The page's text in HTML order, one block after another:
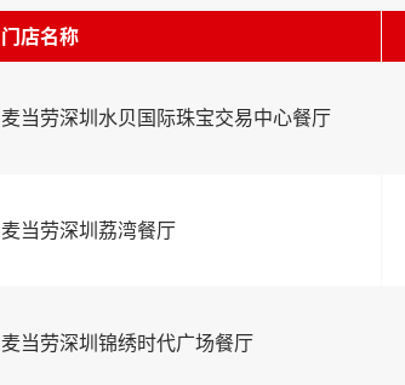
门店名称
麦当劳深圳水贝国际珠宝交易中心餐厅
麦当劳深圳荔湾餐厅
麦当劳深圳锦绣时代广场餐厅